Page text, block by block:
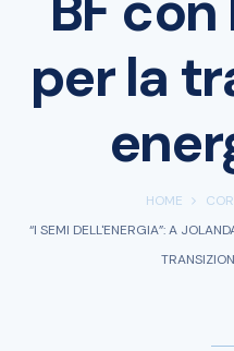
per la
HOME
“I SEMI DELL'ENERGIA”: A